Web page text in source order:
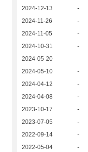
2024-12-13
-
2024-11-26
-
2024-11-05
-
2024-10-31
-
2024-05-20
-
2024-05-10
-
2024-04-12
-
2024-04-08
-
2023-10-17
-
2023-07-05
-
2022-09-14
-
2022-05-04
-